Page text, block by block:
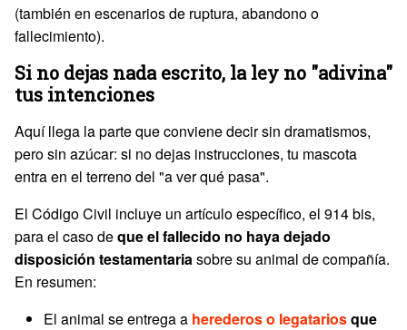
(también en escenarios de ruptura, abandono o
fallecimiento).
Si no dejas nada escrito, la ley no "adivina"
tus intenciones
Aquí llega la parte que conviene decir sin dramatismos,
pero sin azúcar: si no dejas instrucciones, tu mascota
entra en el terreno del "a ver qué pasa".
El Código Civil incluye un artículo específico, el 914 bis,
para el caso deque el fallecido no haya dejado
disposición testamentariasobre su animal de compañía.
En resumen:
El animal se entrega a herederos o legatariosque